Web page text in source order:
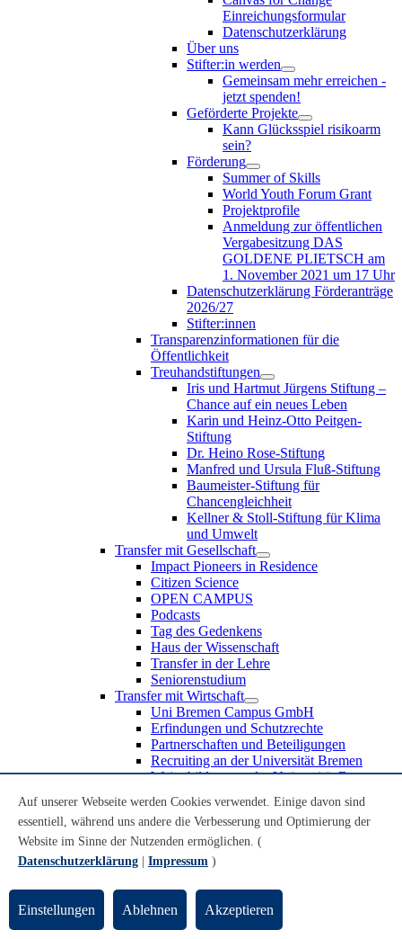
Einreichungsformular
Datenschutzerklärung
Über uns
Stifter:in werden
Gemeinsam mehr erreichen -
jetzt spenden!
Geförderte Projekte
Kann Glücksspiel risikoarm
sein?
Förderung
Summer of Skills
World Youth Forum Grant
Projektprofile
Anmeldung zur öffentlichen
Vergabesitzung DAS
GOLDENE PLIETSCH am
1. November 2021 um 17 Uhr
Datenschutzerklärung Förderanträge
2026/27
Stifter:innen
Transparenzinformationen für die
Öffentlichkeit
Treuhandstiftungen
Iris und Hartmut Jürgens Stiftung –
Chance auf ein neues Leben
Karin und Heinz-Otto Peitgen-
Stiftung
Dr. Heino Rose-Stiftung
Manfred und Ursula Fluß-Stiftung
Baumeister-Stiftung für
Chancengleichheit
Kellner & Stoll-Stiftung für Klima
und Umwelt
Transfer mit Gesellschaft
Impact Pioneers in Residence
Citizen Science
OPEN CAMPUS
Podcasts
Tag des Gedenkens
Haus der Wissenschaft
Transfer in der Lehre
Seniorenstudium
Transfer mit Wirtschaft
Uni Bremen Campus GmbH
Erfindungen und Schutzrechte
Partnerschaften und Beteiligungen
Recruiting an der Universität Bremen
Weiterbildung an der Universität Bremen
Schülerinnen und Schüler
MINT-Schnupperstudium
Schulklassen
Lehrkräfte
UniTransfer - Servicestelle für Transferaktivitäten
Transfermagazin der Universität Bremen
Auf unserer Webseite werden Cookies verwendet. Einige davon sind
essentiell, während uns andere die Verbesserung und Optimierung der
Website im Sinne der Nutzenden ermöglichen. (
Datenschutzerklärung
Impressum )
Einstellungen Ablehnen Akzeptieren